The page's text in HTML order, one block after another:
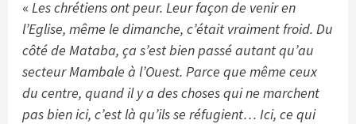
« Les chrétiens ont peur. Leur façon de venir en
l’Eglise, même le dimanche, c’était vraiment froid. Du
côté de Mataba, ça s’est bien passé autant qu’au
secteur Mambale à l’Ouest. Parce que même ceux
du centre, quand il y a des choses qui ne marchent
pas bien ici, c’est là qu’ils se réfugient… Ici, ce qui